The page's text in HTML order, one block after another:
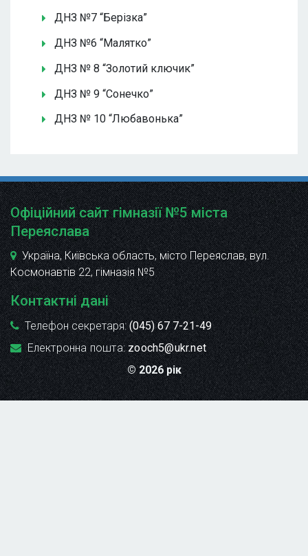
ДНЗ №7 “Берізка”
ДНЗ №6 “Малятко”
ДНЗ № 8 “Золотий ключик”
ДНЗ № 9 “Сонечко”
ДНЗ № 10 “Любавонька”
Офіційний сайт гімназії №5 міста
Переяслава
Україна, Київська область, місто Переяслав, вул.
Космонавтів 22, гімназія №5
Контактні дані
Телефон секретаря:(045) 67 7-21-49
Електронна пошта:zooch5@ukr.net
© 2026 рік